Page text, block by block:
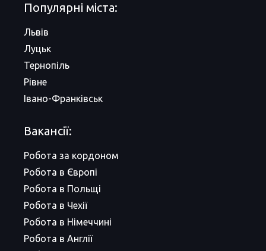
Популярні міста:
Львів
Луцьк
Тернопіль
Рівне
Івано-Франківськ
Вакансії:
Робота за кордоном
Робота в Європі
Робота в Польщі
Робота в Чехії
Робота в Німеччині
Робота в Англії